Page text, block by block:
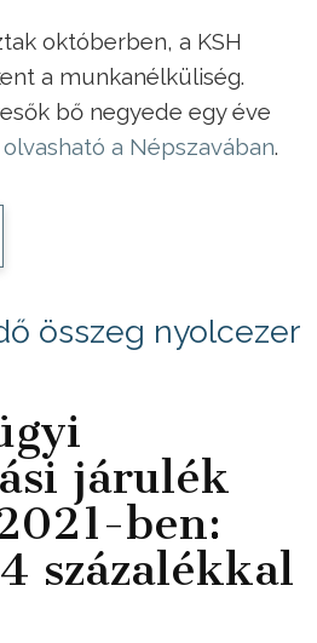
októberben, a KSH
a munkanélküliség.
bő negyede egy éve
olvasható a Népszavában.
összeg nyolcezer
járulék
ben:
százalékkal